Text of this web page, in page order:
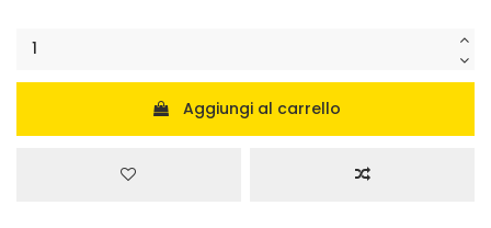
Aggiungi al carrello